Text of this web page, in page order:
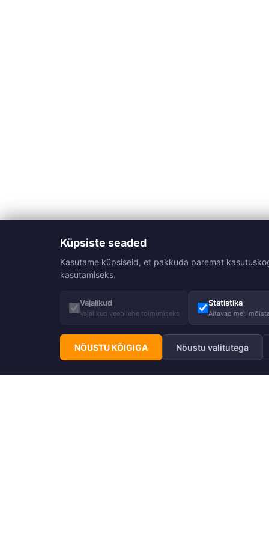
Küpsiste seaded
Kasutame küpsiseid, et pakkuda paremat
kasutamiseks.
Vajalikud
Vajalikud veebilehe toimimiseks
Statistika
Aitavad meil
NÕUSTU KÕIGIGA Nõustu valitutega